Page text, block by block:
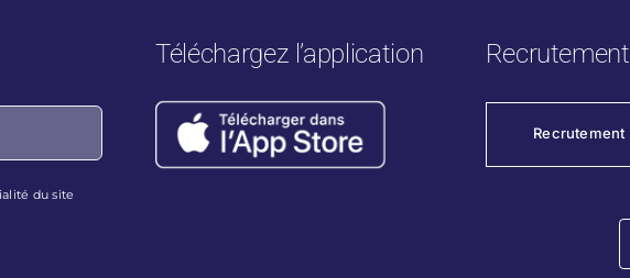
du site
Téléchargez l’application Recrutement
Recrutement